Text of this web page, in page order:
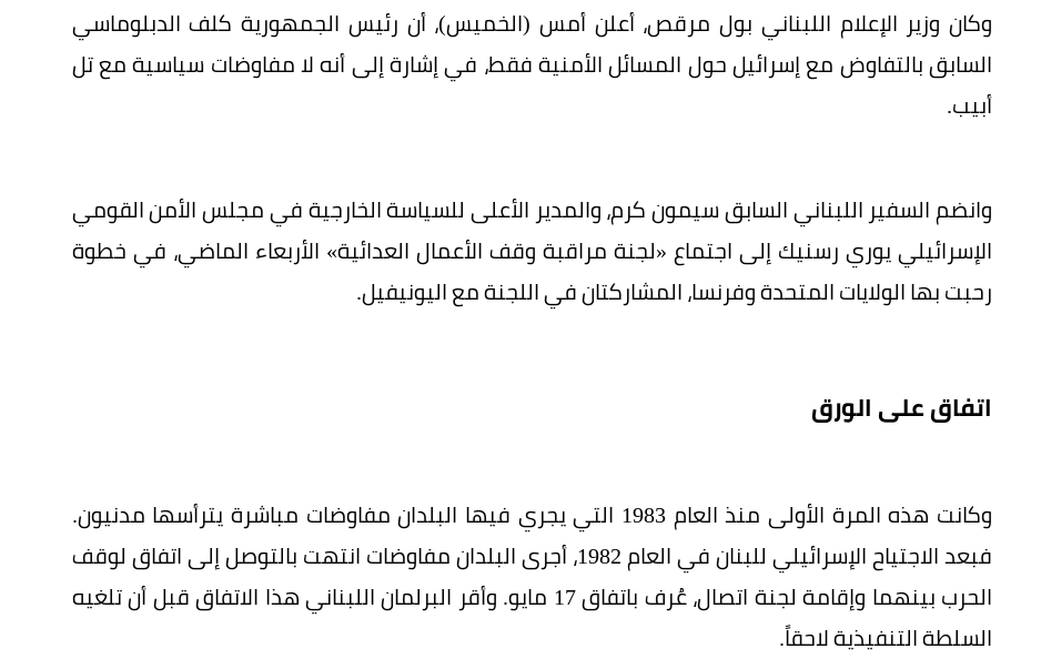
وكان وزير الإعلام اللبناني بول مرقص، أعلن أمس (الخميس)، أن رئيس الجمهورية كلف الدبلوماسي
السابق بالتفاوض مع إسرائيل حول المسائل الأمنية فقط، في إشارة إلى أنه لا مفاوضات سياسية مع تل
أبيب.
وانضم السفير اللبناني السابق سيمون كرم، والمدير الأعلى للسياسة الخارجية في مجلس الأمن القومي
الإسرائيلي يوري رسنيك إلى اجتماع «لجنة مراقبة وقف الأعمال العدائية» الأربعاء الماضي، في خطوة
رحبت بها الولايات المتحدة وفرنسا، المشاركتان في اللجنة مع اليونيفيل.
اتفاق على الورق
وكانت هذه المرة الأولى منذ العام 1983 التي يجري فيها البلدان مفاوضات مباشرة يترأسها مدنيون.
فبعد الاجتياح الإسرائيلي للبنان في العام 1982، أجرى البلدان مفاوضات انتهت بالتوصل إلى اتفاق لوقف
الحرب بينهما وإقامة لجنة اتصال، عُرف باتفاق 17 مايو. وأقر البرلمان اللبناني هذا الاتفاق قبل أن تلغيه
السلطة التنفيذية لاحقاً.